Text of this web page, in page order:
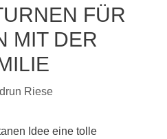
FÜR
MIT DER
Riese
Idee eine tolle